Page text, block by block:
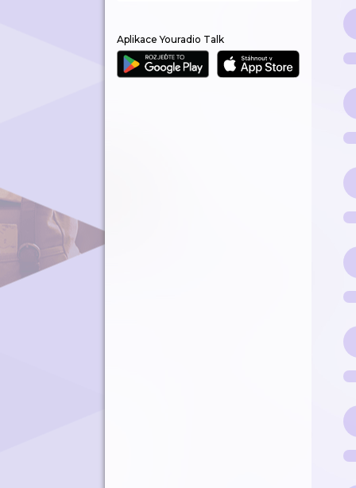
Aplikace Youradio Talk